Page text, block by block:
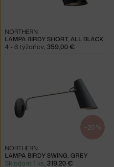
LAMPA BIRDY SHORT, ALL BLACK
NORTHERN
4 - 6 týždňov, 359,00 €
−20 %
LAMPA BIRDY SWING, GREY
NORTHERN
Skladom 1 ks, 319,20 €